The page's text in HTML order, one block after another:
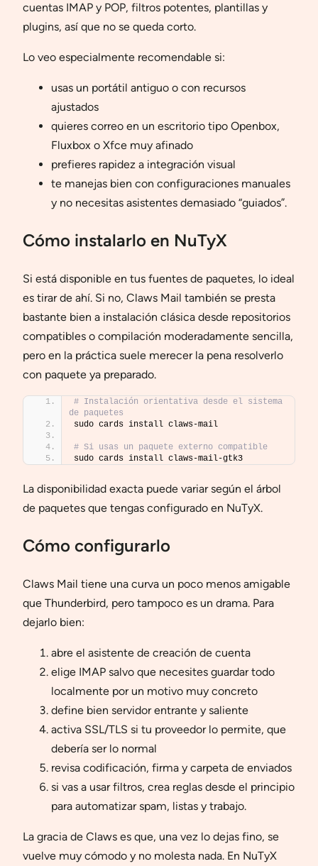
cuentas IMAP y POP, filtros potentes, plantillas y
plugins, así que no se queda corto.
Lo veo especialmente recomendable si:
usas un portátil antiguo o con recursos
ajustados
quieres correo en un escritorio tipo Openbox,
Fluxbox o Xfce muy afinado
prefieres rapidez a integración visual
te manejas bien con configuraciones manuales
y no necesitas asistentes demasiado “guiados”.
Cómo instalarlo en NuTyX
Si está disponible en tus fuentes de paquetes, lo ideal
es tirar de ahí. Si no, Claws Mail también se presta
bastante bien a instalación clásica desde repositorios
compatibles o compilación moderadamente sencilla,
pero en la práctica suele merecer la pena resolverlo
con paquete ya preparado.
# Instalación orientativa desde el sistema
de paquetes
sudo cards install claws-mail
# Si usas un paquete externo compatible
sudo cards install claws-mail-gtk3
La disponibilidad exacta puede variar según el árbol
de paquetes que tengas configurado en NuTyX.
Cómo configurarlo
Claws Mail tiene una curva un poco menos amigable
que Thunderbird, pero tampoco es un drama. Para
dejarlo bien:
abre el asistente de creación de cuenta
elige IMAP salvo que necesites guardar todo
localmente por un motivo muy concreto
define bien servidor entrante y saliente
activa SSL/TLS si tu proveedor lo permite, que
debería ser lo normal
revisa codificación, firma y carpeta de enviados
si vas a usar filtros, crea reglas desde el principio
para automatizar spam, listas y trabajo.
La gracia de Claws es que, una vez lo dejas fino, se
vuelve muy cómodo y no molesta nada. En NuTyX